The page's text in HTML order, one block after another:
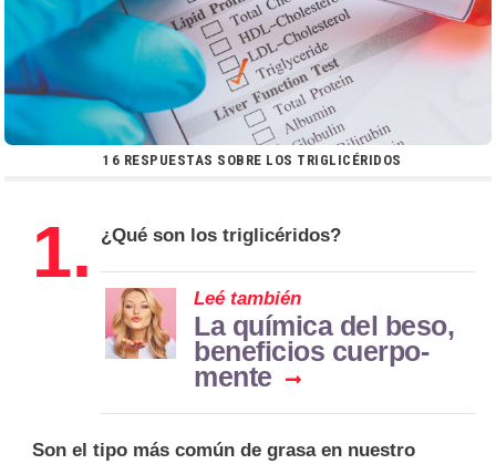
16 RESPUESTAS SOBRE LOS TRIGLICÉRIDOS
1. ¿Qué son los triglicéridos?
Leé también
La química del beso,
beneficios cuerpo-
mente
Son el tipo más común de grasa en nuestro